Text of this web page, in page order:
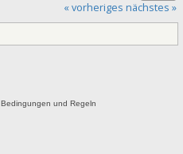
« vorheriges nächstes »
Bedingungen und Regeln